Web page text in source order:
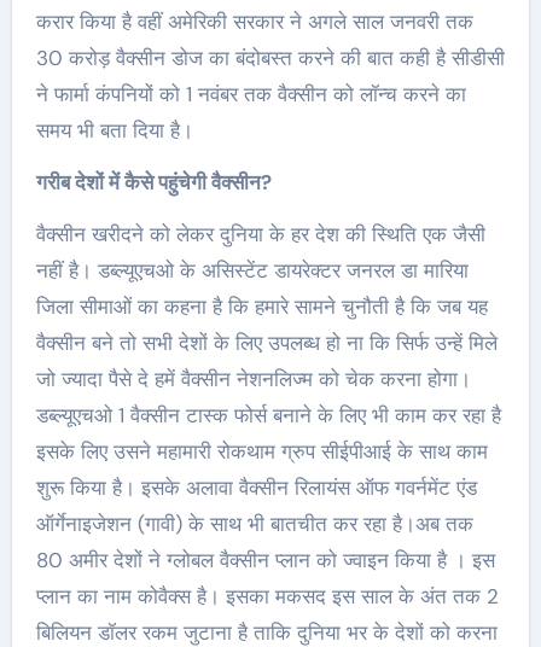
करार किया है वहीं अमेरिकी सरकार ने अगले साल जनवरी तक
30 करोड़ वैक्सीन डोज का बंदोबस्त करने की बात कही है सीडीसी
ने फार्मा कंपनियों को 1 नवंबर तक वैक्सीन को लॉन्च करने का
समय भी बता दिया है।
गरीब देशों में कैसे पहुंचेगी वैक्सीन?
वैक्सीन खरीदने को लेकर दुनिया के हर देश की स्थिति एक जैसी
नहीं है। डब्ल्यूएचओ के असिस्टेंट डायरेक्टर जनरल डा मारिया
जिला सीमाओं का कहना है कि हमारे सामने चुनौती है कि जब यह
वैक्सीन बने तो सभी देशों के लिए उपलब्ध हो ना कि सिर्फ उन्हें मिले
जो ज्यादा पैसे दे हमें वैक्सीन नेशनलिज्म को चेक करना होगा।
डब्ल्यूएचओ 1 वैक्सीन टास्क फोर्स बनाने के लिए भी काम कर रहा है
इसके लिए उसने महामारी रोकथाम ग्रुप सीईपीआई के साथ काम
शुरू किया है। इसके अलावा वैक्सीन रिलायंस ऑफ गवर्नमेंट एंड
ऑर्गेनाइजेशन (गावी) के साथ भी बातचीत कर रहा है।अब तक
80 अमीर देशों ने ग्लोबल वैक्सीन प्लान को ज्वाइन किया है । इस
प्लान का नाम कोवैक्स है। इसका मकसद इस साल के अंत तक 2
बिलियन डॉलर रकम जुटाना है ताकि दुनिया भर के देशों को करना